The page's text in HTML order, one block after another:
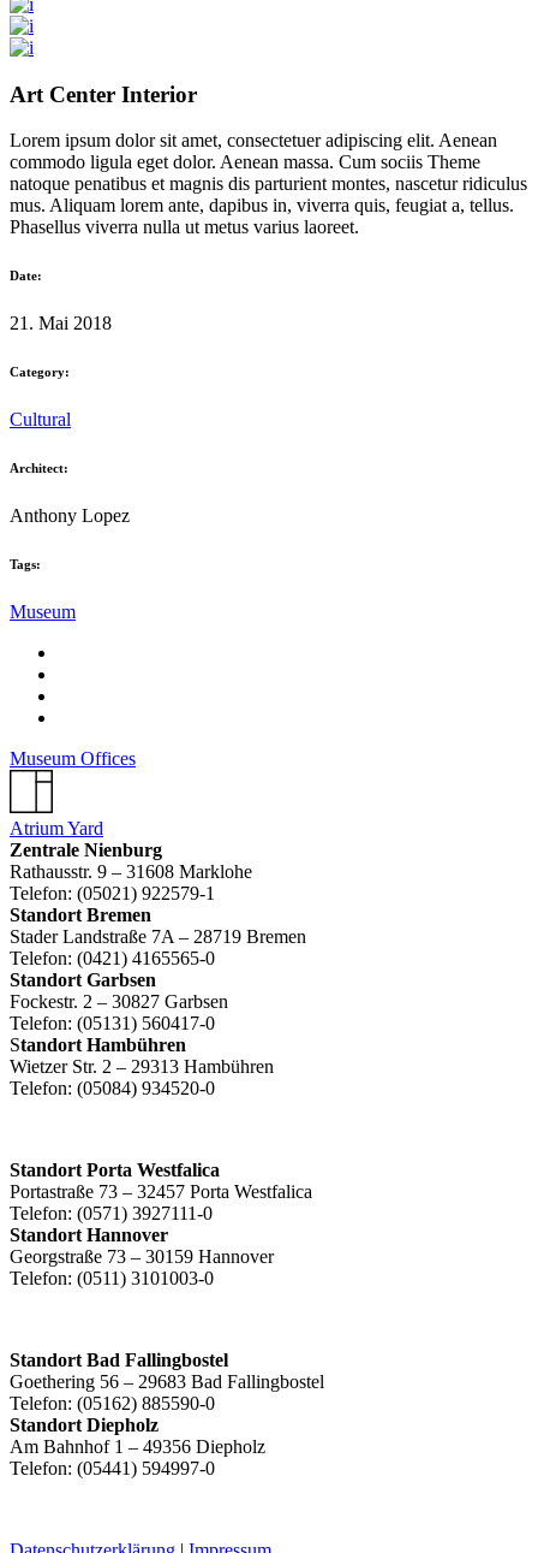
Art Center Interior
Lorem ipsum dolor sit amet, consectetuer adipiscing elit. Aenean
commodo ligula eget dolor. Aenean massa. Cum sociis Theme
natoque penatibus et magnis dis parturient montes, nascetur ridiculus
mus. Aliquam lorem ante, dapibus in, viverra quis, feugiat a, tellus.
Phasellus viverra nulla ut metus varius laoreet.
Date:
21. Mai 2018
Category:
Cultural
Architect:
Anthony Lopez
Tags:
Museum
Museum Offices
Atrium Yard
Zentrale Nienburg
Rathausstr. 9 – 31608 Marklohe
Telefon: (05021) 922579-1
Standort Bremen
Stader Landstraße 7A – 28719 Bremen
Telefon: (0421) 4165565-0
Standort Garbsen
Fockestr. 2 – 30827 Garbsen
Telefon: (05131) 560417-0
Standort Hambühren
Wietzer Str. 2 – 29313 Hambühren
Telefon: (05084) 934520-0
Standort Porta Westfalica
Portastraße 73 – 32457 Porta Westfalica
Telefon: (0571) 3927111-0
Standort Hannover
Georgstraße 73 – 30159 Hannover
Telefon: (0511) 3101003-0
Standort Bad Fallingbostel
Goethering 56 – 29683 Bad Fallingbostel
Telefon: (05162) 885590-0
Standort Diepholz
Am Bahnhof 1 – 49356 Diepholz
Telefon: (05441) 594997-0